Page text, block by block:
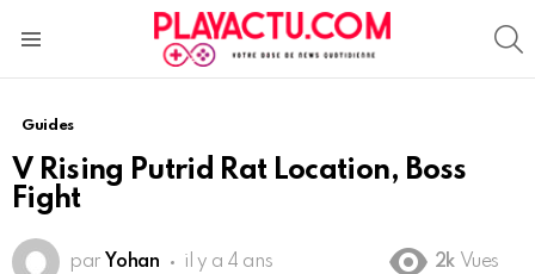
Guides
V Rising Putrid Rat Location, Boss
Fight
par Yohan il y a 4 ans 2k Vues